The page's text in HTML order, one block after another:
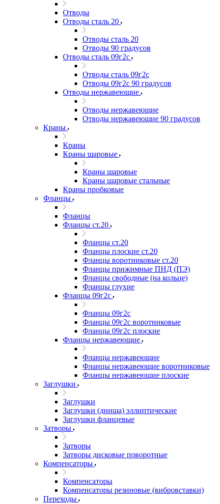
Отводы
Отводы сталь 20
Отводы сталь 20
Отводы 90 градусов
Отводы сталь 09г2с
Отводы сталь 09г2с
Отводы 09г2с 90 градусов
Отводы нержавеющие
Отводы нержавеющие
Отводы нержавеющие 90 градусов
Краны
Краны
Краны шаровые
Краны шаровые
Краны шаровые стальные
Краны пробковые
Фланцы
Фланцы
Фланцы ст.20
Фланцы ст.20
Фланцы плоские ст.20
Фланцы воротниковые ст.20
Фланцы прижимные ПНД (ПЭ)
Фланцы свободные (на кольце)
Фланцы глухие
Фланцы 09г2с
Фланцы 09г2с
Фланцы 09г2с воротниковые
Фланцы 09г2с плоские
Фланцы нержавеющие
Фланцы нержавеющие
Фланцы нержавеющие воротниковые
Фланцы нержавеющие плоские
Заглушки
Заглушки
Заглушки (днища) эллиптические
Заглушки фланцевые
Затворы
Затворы
Затворы дисковые поворотные
Компенсаторы
Компенсаторы
Компенсаторы резиновые (вибровставки)
Переходы